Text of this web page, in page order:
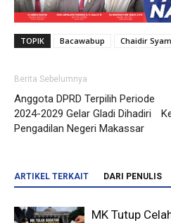
TOPIK Bacawabup Chaidir Syam
Berita Sebelumnya
Anggota DPRD Terpilih Periode
2024-2029 Gelar Gladi Dihadiri
Pengadilan Negeri Makassar
ARTIKEL TERKAIT DARI PENULIS
MK Tutup